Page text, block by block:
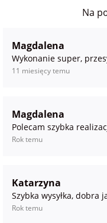
Na
Magdalena
Wykonanie super,
11 miesięcy temu
Magdalena
Polecam szybka
Rok temu
Katarzyna
Szybka wysyłka, dobra
Rok temu